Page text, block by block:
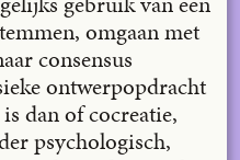
omgaan met
consensus
ontwerpopdracht
dan of cocreatie,
psychologisch,